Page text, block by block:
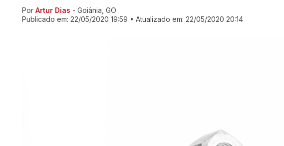
Ir direto pra matéria
Por Artur Dias - Goiânia, GO
Publicado em: 22/05/2020 19:59 • Atualizado em: 22/05/2020 20:14